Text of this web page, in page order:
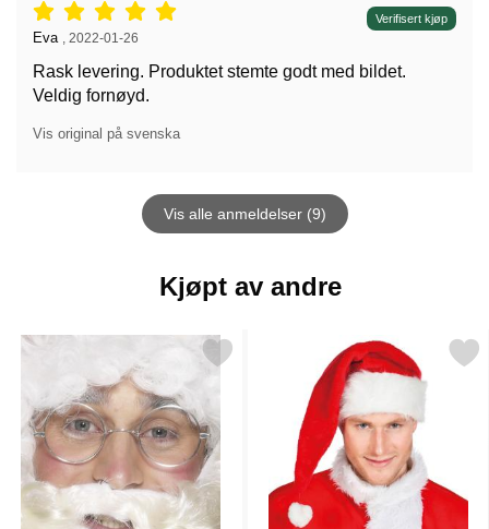
Vurdering: 5 stjerne av 5, Verifisert kjøp
Anmeldelse av:
Eva 2022-01-26
Rask levering. Produktet stemte godt med bildet.
Veldig fornøyd.
Vis original på svenska
Vis alle anmeldelser (9)
Kjøpt av andre
Merk nissebriller som favoritt Merk nisselue